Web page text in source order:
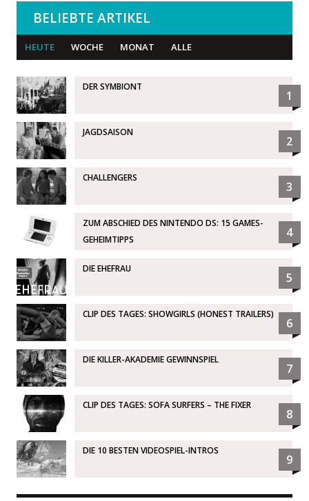
BELIEBTE ARTIKEL
HEUTE WOCHE MONAT ALLE
DER SYMBIONT
1
JAGDSAISON
2
CHALLENGERS
3
ZUM ABSCHIED DES NINTENDO DS: 15 GAMES-
GEHEIMTIPPS
4
DIE EHEFRAU
5
CLIP DES TAGES: SHOWGIRLS (HONEST TRAILERS)
6
DIE KILLER-AKADEMIE GEWINNSPIEL
7
CLIP DES TAGES: SOFA SURFERS – THE FIXER
8
DIE 10 BESTEN VIDEOSPIEL-INTROS
9